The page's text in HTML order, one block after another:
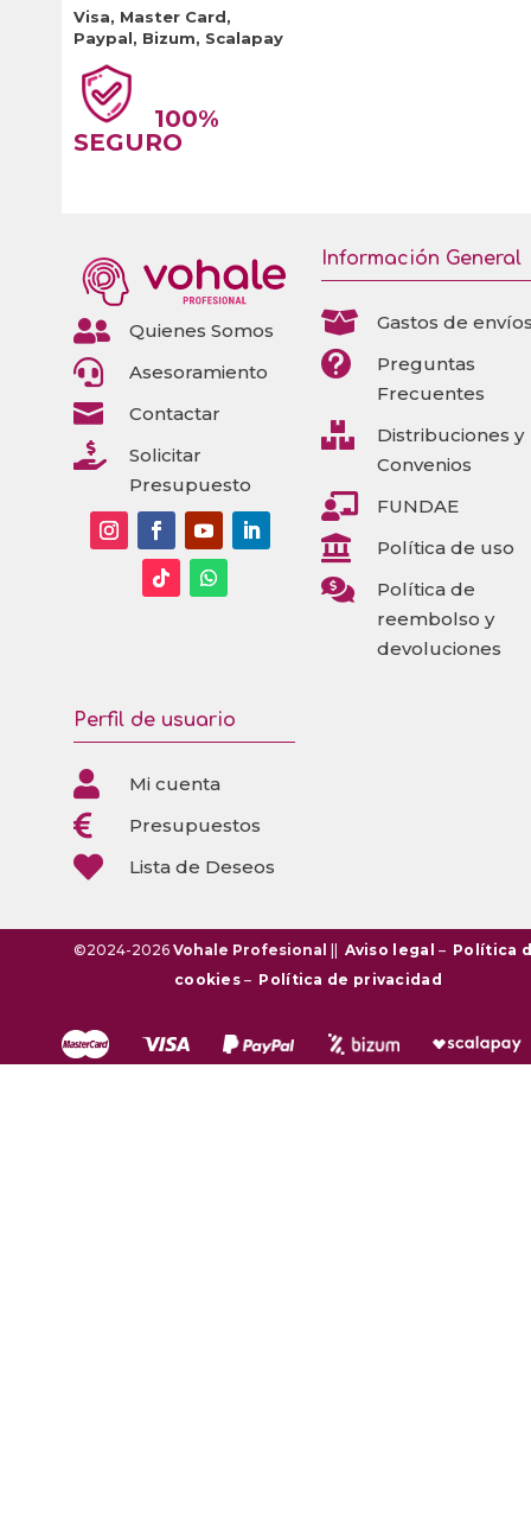
Visa, Master Card,
Paypal, Bizum, Scalapay
100%
SEGURO
 Quienes Somos
 Asesoramiento
 Contactar

Solicitar
Presupuesto
Información General
 Gastos de

Preguntas
Frecuentes

Distribuciones y
Convenios
 FUNDAE
 Política de uso

Política de
reembolso y
devoluciones
Perfil de usuario
 Mi cuenta
 Presupuestos
 Lista de Deseos
©2024-2026 Vohale Profesional Aviso legal – Política
cookies– Política de privacidad